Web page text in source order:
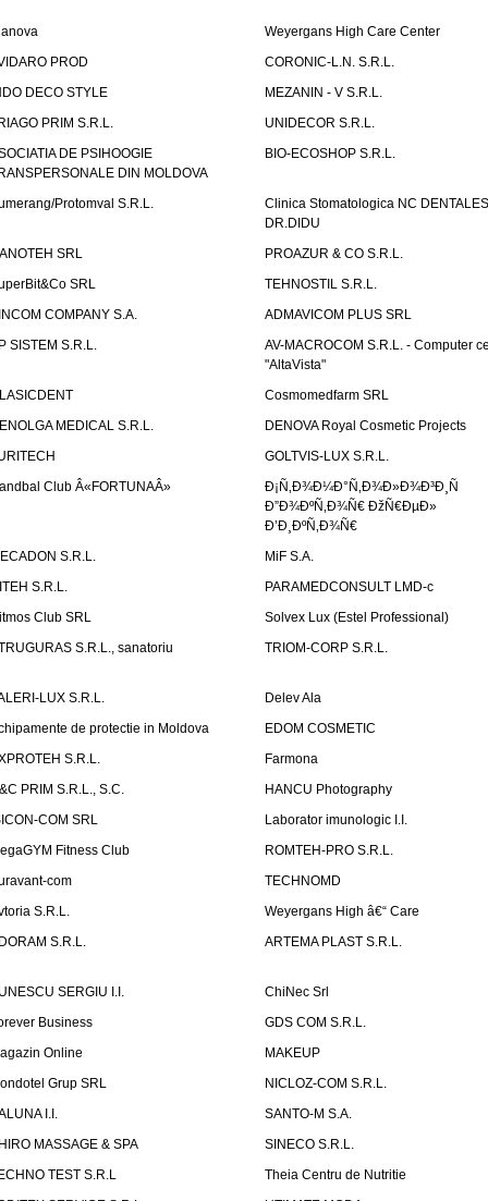
Weyergans High Care Center
PROD
CORONIC-L.N. S.R.L.
DECO STYLE
MEZANIN - V S.R.L.
PRIM S.R.L.
UNIDECOR S.R.L.
DE PSIHOOGIE
DIN MOLDOVA
BIO-ECOSHOP S.R.L.
Protomval S.R.L.
Clinica Stomatologica NC DENTALES
DR.DIDU
SRL
PROAZUR & CO S.R.L.
SRL
TEHNOSTIL S.R.L.
COMPANY S.A.
ADMAVICOM PLUS SRL
SISTEM S.R.L.
AV-MACROCOM S.R.L. - Computer
"AltaVista"
Cosmomedfarm SRL
MEDICAL S.R.L.
DENOVA Royal Cosmetic Projects
GOLTVIS-LUX S.R.L.
Club Â«FORTUNAÂ»
Ð¡Ñ‚Ð¾Ð¼Ð°Ñ‚Ð¾Ð»Ð¾Ð³Ð¸Ñ
Ð”Ð¾ÐºÑ‚Ð¾Ñ€ ÐžÑ€ÐµÐ»
Ð’Ð¸ÐºÑ‚Ð¾Ñ€
S.R.L.
MiF S.A.
S.R.L.
PARAMEDCONSULT LMD-c
Club SRL
Solvex Lux (Estel Professional)
S.R.L., sanatoriu
TRIOM-CORP S.R.L.
LUX S.R.L.
Delev Ala
de protectie in Moldova
EDOM COSMETIC
S.R.L.
Farmona
PRIM S.R.L., S.C.
HANCU Photography
COM SRL
Laborator imunologic I.I.
Fitness Club
ROMTEH-PRO S.R.L.
com
TECHNOMD
S.R.L.
Weyergans High â€“ Care
S.R.L.
ARTEMA PLAST S.R.L.
SERGIU I.I.
ChiNec Srl
Business
GDS COM S.R.L.
Online
MAKEUP
Grup SRL
NICLOZ-COM S.R.L.
I.I.
SANTO-M S.A.
MASSAGE & SPA
SINECO S.R.L.
TEST S.R.L
Theia Centru de Nutritie